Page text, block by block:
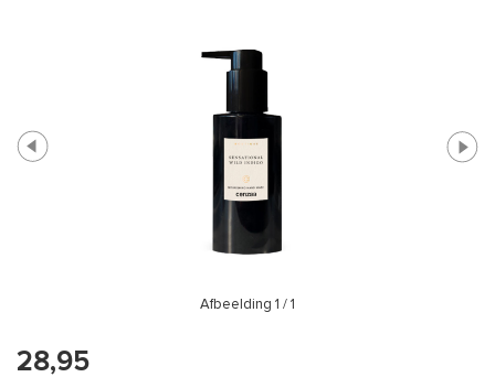
Afbeelding 1 / 1
28,95